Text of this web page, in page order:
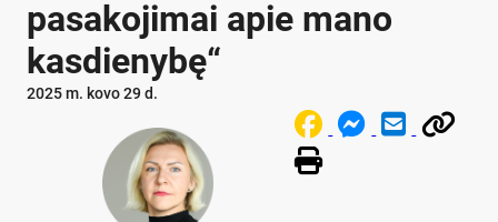
pasakojimai apie mano
kasdienybę“
2025 m. kovo 29 d.